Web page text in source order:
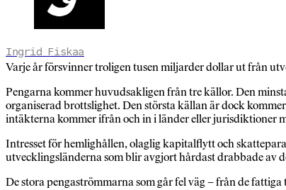
Ingrid Fiskaa
Varje år försvinner troligen tusen miljarder dollar ut från
Pengarna kommer huvudsakligen från tre källor. Den
organiserad brottslighet. Den största källan är dock
intäkterna kommer ifrån och in i länder eller jurisdiktioner
Intresset för hemlighållen, olaglig kapitalflytt och
utvecklingsländerna som blir avgjort hårdast drabbade av
De stora pengaströmmarna som går fel väg – från de